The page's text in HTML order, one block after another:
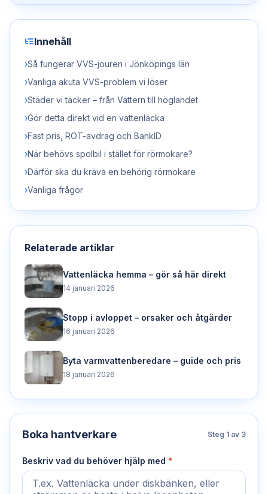
Innehåll
›Så fungerar VVS-jouren i Jönköpings län
›Vanliga akuta VVS-problem vi löser
›Städer vi täcker – från Vättern till höglandet
›Gör detta direkt vid en vattenläcka
›Fast pris, ROT-avdrag och BankID
›När behövs spolbil i stället för rörmokare?
›Därför ska du kräva en behörig rörmokare
›Vanliga frågor
Relaterade artiklar
Vattenläcka hemma – gör så här direkt
14 januari 2026
Stopp i avloppet – orsaker och åtgärder
16 januari 2026
Byta varmvattenberedare – guide och pris
18 januari 2026
Boka hantverkare Steg 1 av 3
Beskriv vad du behöver hjälp med *